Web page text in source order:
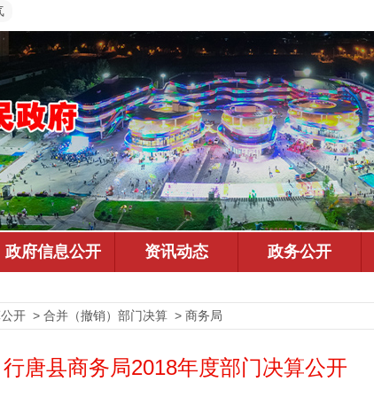
开 > 合并（撤销）部门决算 > 商务局
行唐县商务局2018年度部门决算公开